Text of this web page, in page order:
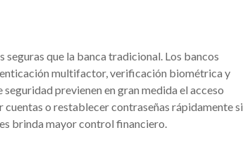
seguras que la banca tradicional. Los bancos
multifactor, verificación biométrica y
previenen en gran medida el acceso
o restablecer contraseñas rápidamente si
brinda mayor control financiero.